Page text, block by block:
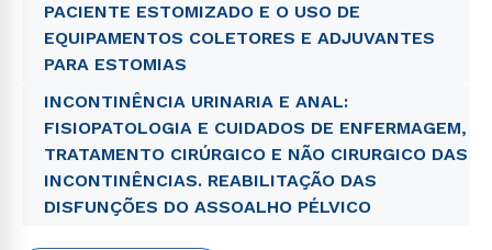
PACIENTE ESTOMIZADO E O USO DE
EQUIPAMENTOS COLETORES E ADJUVANTES
PARA ESTOMIAS
INCONTINÊNCIA URINARIA E ANAL:
FISIOPATOLOGIA E CUIDADOS DE ENFERMAGEM,
TRATAMENTO CIRÚRGICO E NÃO CIRURGICO DAS
INCONTINÊNCIAS. REABILITAÇÃO DAS
DISFUNÇÕES DO ASSOALHO PÉLVICO